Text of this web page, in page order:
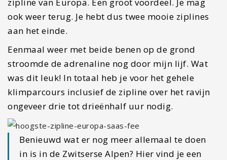
ook weer terug. Je hebt dus twee mooie ziplines
aan het einde.
Eenmaal weer met beide benen op de grond
stroomde de adrenaline nog door mijn lijf. Wat
was dit leuk! In totaal heb je voor het gehele
klimparcours inclusief de zipline over het ravijn
ongeveer drie tot drieënhalf uur nodig.
Benieuwd wat er nog meer allemaal te doen
in is in de Zwitserse Alpen? Hier vind je een